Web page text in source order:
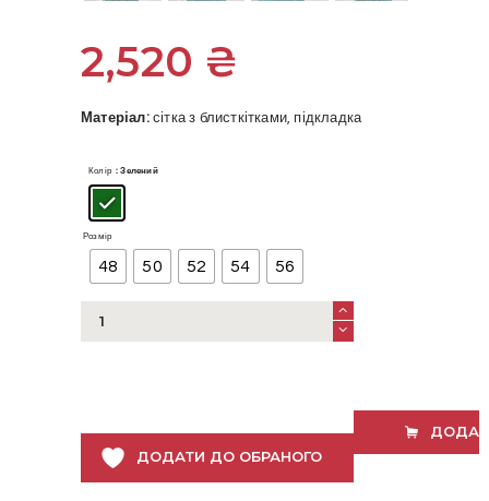
2,520 ₴
Матеріал:сітка з блисткітками, підкладка
Колір : Зелений
Розмір
48 50 52 54 56
вечірня
кількість
ДОДАТИ ДО ОБРАНОГО